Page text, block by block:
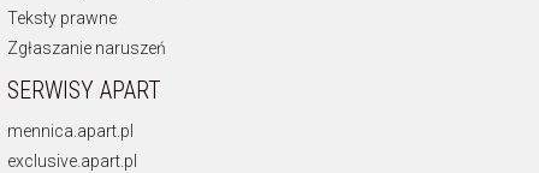
Teksty prawne
Zgłaszanie naruszeń
SERWISY APART
mennica.apart.pl
exclusive.apart.pl